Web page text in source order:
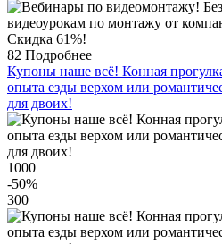
82 Подробнее
Купоны наше всё! Конная
опыта езды верхом или
для двоих!
1000
-50%
300